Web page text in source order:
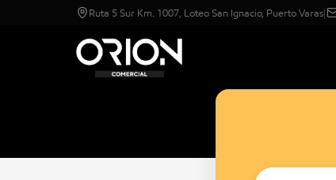
Ruta 5 Sur Km. 1007, Loteo San Ignacio, Puerto Varas|